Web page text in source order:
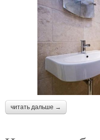
читать дальше →